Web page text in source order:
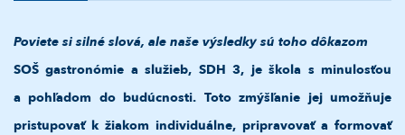
Poviete si silné slová, ale naše výsledky sú toho dôkazom
SOŠ gastronómie a služieb, SDH 3, je škola s minulosťou
a pohľadom do budúcnosti. Toto zmýšľanie jej umožňuje
pristupovať k žiakom individuálne, pripravovať a formovať